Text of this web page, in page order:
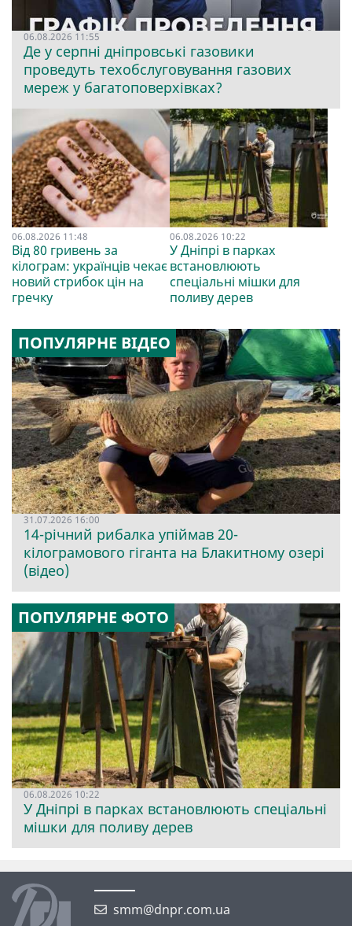
06.08.2026 11:55
Де у серпні дніпровські газовики
проведуть техобслуговування газових
мереж у багатоповерхівках?
06.08.2026 11:48
Від 80 гривень за
кілограм: українців чекає
новий стрибок цін на
гречку
06.08.2026 10:22
У Дніпрі в парках
встановлюють
спеціальні мішки для
поливу дерев
ПОПУЛЯРНЕ ВІДЕО
31.07.2026 16:00
14-річний рибалка упіймав 20-
кілограмового гіганта на Блакитному озері
(відео)
ПОПУЛЯРНЕ ФОТО
06.08.2026 10:22
У Дніпрі в парках встановлюють спеціальні
мішки для поливу дерев
smm@dnpr.com.ua